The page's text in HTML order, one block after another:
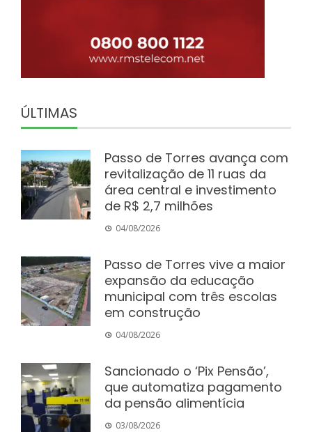
ÚLTIMAS
Passo de Torres avança com
revitalização de 11 ruas da
área central e investimento
de R$ 2,7 milhões
04/08/2026
Passo de Torres vive a maior
expansão da educação
municipal com três escolas
em construção
04/08/2026
Sancionado o ‘Pix Pensão’,
que automatiza pagamento
da pensão alimentícia
03/08/2026